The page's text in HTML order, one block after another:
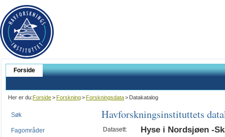
Forside
Her er du:Forside>Forskning>Forskningsdata> Datakatalog
Søk
Fagområder
Havforskningsinstituttets
Datasett: Hyse i Nordsjøen -